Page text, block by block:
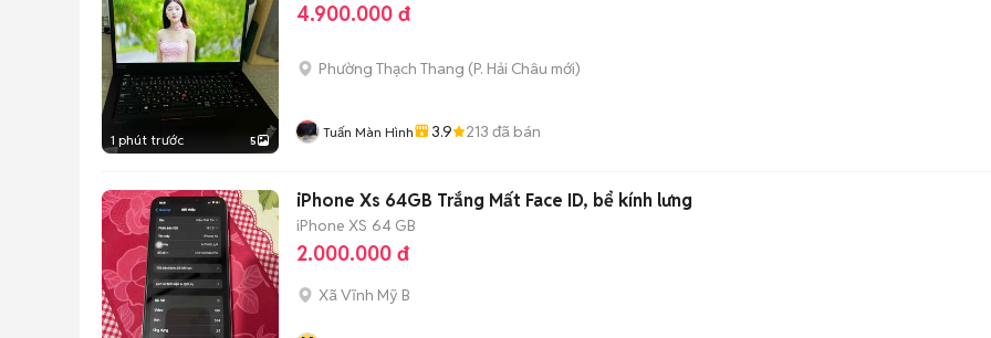
1 phút trước 5
4.900.000 đ
Phường Thạch Thang (P. Hải Châu mới)
Tuấn Màn Hình 3.9 213 đã bán
iPhone Xs 64GB Trắng Mất Face ID, bể kính lưng
iPhone XS 64 GB
2.000.000 đ
Xã Vĩnh Mỹ B